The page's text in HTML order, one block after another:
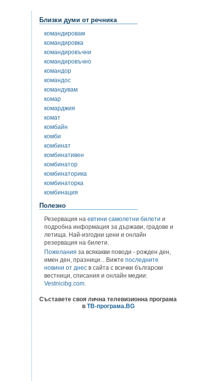
Близки думи от речника
командировам
командировка
командировъчни
командировъчно
командор
командос
командувам
комар
комарджия
комат
комбайн
комби
комбинат
комбинативен
комбинатор
комбинаторика
комбинаторка
комбинация
Полезно
Резервация на евтини самолетни билети и
подробна информация за държави, градове и
летища. Най-изгодни цени и онлайн
резервация на билети.
Пожелания за всякакви поводи - рожден ден,
имен ден, празници... Вижте последните
новини от днес в сайта с всички български
вестници, списания и онлайн медии:
Vestnicibg.com.
Съставете своя лична телевизионна програма
в ТВ-програма.BG